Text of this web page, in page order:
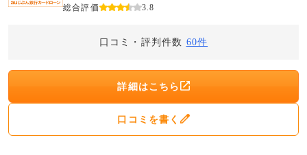
総合評価 3.8
口コミ・評判件数 60件
詳細はこちら
口コミを書く